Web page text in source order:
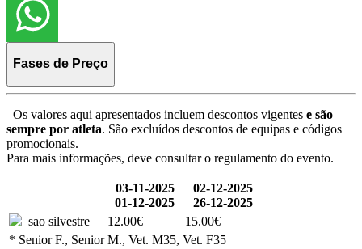
Fases de Preço
Os valores aqui apresentados incluem descontos vigentes e são
sempre por atleta. São excluídos descontos de equipas e códigos
promocionais.
Para mais informações, deve consultar o regulamento do evento.
03-11-2025
01-12-2025
02-12-2025
26-12-2025
sao silvestre
12.00€
15.00€
* Senior F., Senior M., Vet. M35, Vet. F35